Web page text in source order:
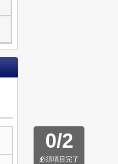
0/2
必須項目完了